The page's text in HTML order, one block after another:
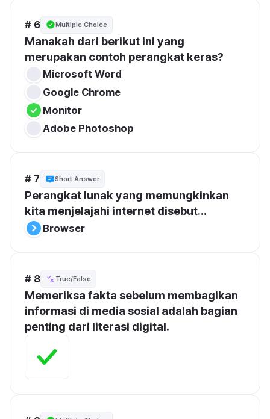
# 6 Multiple Choice
Manakah dari berikut ini yang
merupakan contoh perangkat keras?
Microsoft Word
Google Chrome
Monitor
Adobe Photoshop
# 7 Short Answer
Perangkat lunak yang memungkinkan
kita menjelajahi internet disebut...
Browser
# 8 True/False
Memeriksa fakta sebelum membagikan
informasi di media sosial adalah bagian
penting dari literasi digital.